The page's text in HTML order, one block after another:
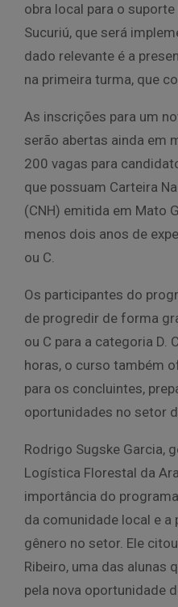
obra local para o
Sucuriú, que será
dado relevante é a
na primeira turma, que
As inscrições para um
serão abertas ainda em
200 vagas para
que possuam Carteira
(CNH) emitida em Mato
menos dois anos de
ou C.
Os participantes do
de progredir de forma
ou C para a categoria D.
horas, o curso também
para os concluintes,
oportunidades no setor
Rodrigo Sugske Garcia,
Logística Florestal da
importância do
da comunidade local e
gênero no setor. Ele
Ribeiro, uma das alunas
pela nova oportunidade